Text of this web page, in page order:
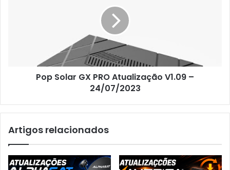
Pop Solar GX PRO Atualização V1.09 –
24/07/2023
Artigos relacionados